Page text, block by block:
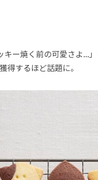
ー焼く前の可愛さよ...
得するほど話題に。